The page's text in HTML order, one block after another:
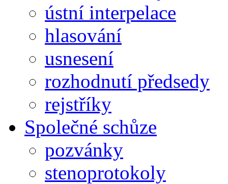
ústní interpelace
hlasování
usnesení
rozhodnutí předsedy
rejstříky
Společné schůze
pozvánky
stenoprotokoly